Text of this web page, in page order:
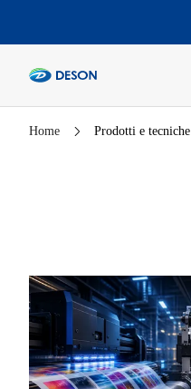
Home Prodotti e tecniche